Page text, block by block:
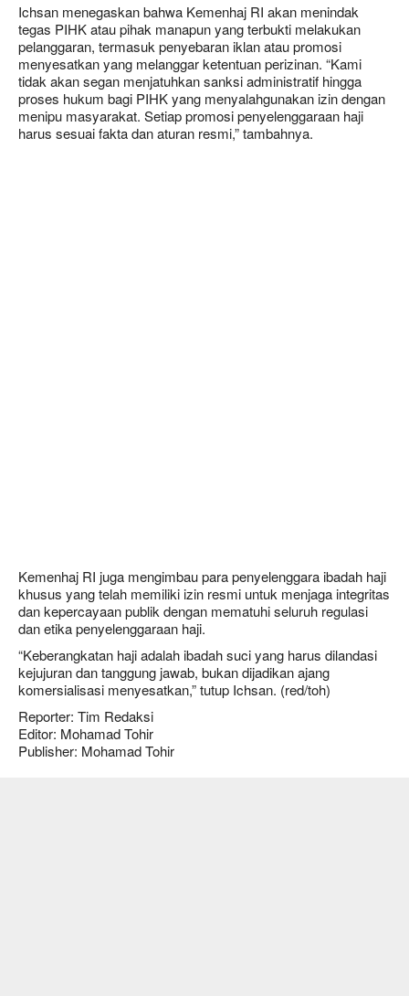
Ichsan menegaskan bahwa Kemenhaj RI akan menindak
tegas PIHK atau pihak manapun yang terbukti melakukan
pelanggaran, termasuk penyebaran iklan atau promosi
menyesatkan yang melanggar ketentuan perizinan. “Kami
tidak akan segan menjatuhkan sanksi administratif hingga
proses hukum bagi PIHK yang menyalahgunakan izin dengan
menipu masyarakat. Setiap promosi penyelenggaraan haji
harus sesuai fakta dan aturan resmi,” tambahnya.
Kemenhaj RI juga mengimbau para penyelenggara ibadah haji
khusus yang telah memiliki izin resmi untuk menjaga integritas
dan kepercayaan publik dengan mematuhi seluruh regulasi
dan etika penyelenggaraan haji.
“Keberangkatan haji adalah ibadah suci yang harus dilandasi
kejujuran dan tanggung jawab, bukan dijadikan ajang
komersialisasi menyesatkan,” tutup Ichsan. (red/toh)
Reporter: Tim Redaksi
Editor: Mohamad Tohir
Publisher: Mohamad Tohir